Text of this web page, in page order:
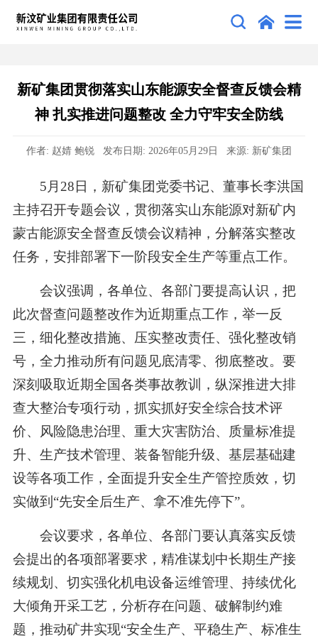
新矿集团贯彻落实山东能源安全督查反馈会精
神 扎实推进问题整改 全力守牢安全防线
作者: 赵婧 鲍锐 发布日期: 2026年05月29日 来源: 新矿集团
5月28日，新矿集团党委书记、董事长李洪国
主持召开专题会议，贯彻落实山东能源对新矿内
蒙古能源安全督查反馈会议精神，分解落实整改
任务，安排部署下一阶段安全生产等重点工作。
会议强调，各单位、各部门要提高认识，把
此次督查问题整改作为近期重点工作，举一反
三，细化整改措施、压实整改责任、强化整改销
号，全力推动所有问题见底清零、彻底整改。要
深刻吸取近期全国各类事故教训，纵深推进大排
查大整治专项行动，抓实抓好安全综合技术评
价、风险隐患治理、重大灾害防治、质量标准提
升、生产技术管理、装备智能升级、基层基础建
设等各项工作，全面提升安全生产管控质效，切
实做到“先安全后生产、拿不准先停下”。
会议要求，各单位、各部门要认真落实反馈
会提出的各项部署要求，精准谋划中长期生产接
续规划、切实强化机电设备运维管理、持续优化
大倾角开采工艺，分析存在问题、破解制约难
题，推动矿井实现“安全生产、平稳生产、标准生